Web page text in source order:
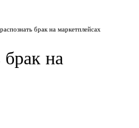
брак на маркетплейсах
брак на